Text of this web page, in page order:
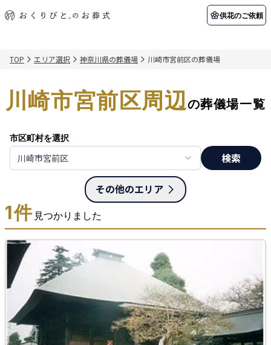
供花のご依頼
初めての方へ 納棺の儀とは？
アフターサポート
会社概要
関東エリア
千葉県
北海道エリア
札幌市 函館市
ご葬儀事例 お客様の声
葬儀の知識 供花のご依頼
TOP エリア選択 神奈川県の葬儀場 川崎市宮前区の葬儀場
川崎市宮前区周辺の葬儀場一覧
市区町村を選択
川崎市宮前区 検索
その他のエリア
1件 見つかりました